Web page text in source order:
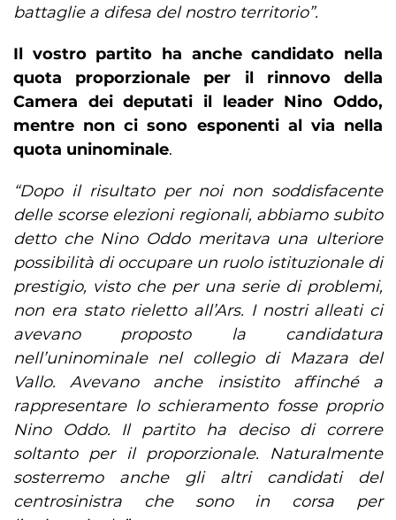
battaglie a difesa del nostro territorio”.
Il vostro partito ha anche candidato nella
quota proporzionale per il rinnovo della
Camera dei deputati il leader Nino Oddo,
mentre non ci sono esponenti al via nella
quota uninominale.
“Dopo il risultato per noi non soddisfacente
delle scorse elezioni regionali, abbiamo subito
detto che Nino Oddo meritava una ulteriore
possibilità di occupare un ruolo istituzionale di
prestigio, visto che per una serie di problemi,
non era stato rieletto all’Ars. I nostri alleati ci
avevano proposto la candidatura
nell’uninominale nel collegio di Mazara del
Vallo. Avevano anche insistito affinché a
rappresentare lo schieramento fosse proprio
Nino Oddo. Il partito ha deciso di correre
soltanto per il proporzionale. Naturalmente
sosterremo anche gli altri candidati del
centrosinistra che sono in corsa per